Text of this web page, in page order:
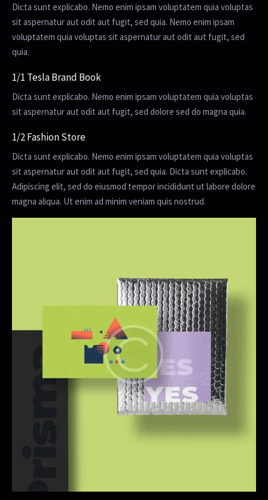
Dicta sunt explicabo. Nemo enim ipsam voluptatem quia voluptas
sit aspernatur aut odit aut fugit, sed quia. Nemo enim ipsam
voluptatem quia voluptas sit aspernatur aut odit aut fugit, sed
quia.
1/1 Tesla Brand Book
Dicta sunt explicabo. Nemo enim ipsam voluptatem quia voluptas
sit aspernatur aut odit aut fugit, sed dolore sed do magna quia.
1/2 Fashion Store
Dicta sunt explicabo. Nemo enim ipsam voluptatem quia voluptas
sit aspernatur aut odit aut fugit, sed quia. Dicta sunt explicabo.
Adipiscing elit, sed do eiusmod tempor incididunt ut labore dolore
magna aliqua. Ut enim ad minim veniam quis nostrud.